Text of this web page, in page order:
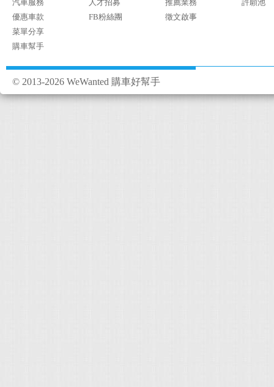
汽車服務
優惠車款
菜單分享
購車幫手
人才招募
FB粉絲團
推薦業務
徵文啟事
許願池
© 2013-2026 WeWanted 購車好幫手